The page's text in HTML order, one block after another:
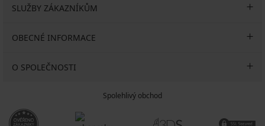
SLUŽBY ZÁKAZNÍKŮM
OBECNÉ INFORMACE
O SPOLEČNOSTI
Spolehlivý obchod